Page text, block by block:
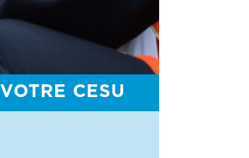
VOTRE CESU